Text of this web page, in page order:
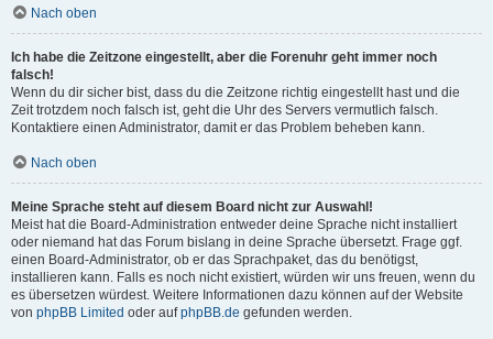
Nach oben
Ich habe die Zeitzone eingestellt, aber die Forenuhr geht immer noch
falsch!
Wenn du dir sicher bist, dass du die Zeitzone richtig eingestellt hast und die
Zeit trotzdem noch falsch ist, geht die Uhr des Servers vermutlich falsch.
Kontaktiere einen Administrator, damit er das Problem beheben kann.
Nach oben
Meine Sprache steht auf diesem Board nicht zur Auswahl!
Meist hat die Board-Administration entweder deine Sprache nicht installiert
oder niemand hat das Forum bislang in deine Sprache übersetzt. Frage ggf.
einen Board-Administrator, ob er das Sprachpaket, das du benötigst,
installieren kann. Falls es noch nicht existiert, würden wir uns freuen, wenn du
es übersetzen würdest. Weitere Informationen dazu können auf der Website
von phpBB Limited oder aufphpBB.de gefunden werden.